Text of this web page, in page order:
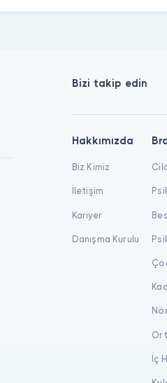
Bizi takip edin
Hakkımızda
Biz Kimiz
İletişim
Kariyer
Danışma Kurulu
İç